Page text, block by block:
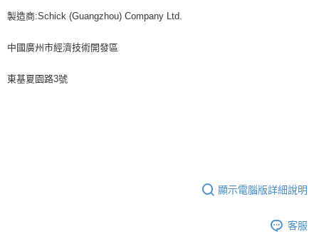
製造商:Schick (Guangzhou) Company Ltd.
中國廣州市經濟技術開發區
東基夏園路3號
顯示電腦版詳細說明
客服